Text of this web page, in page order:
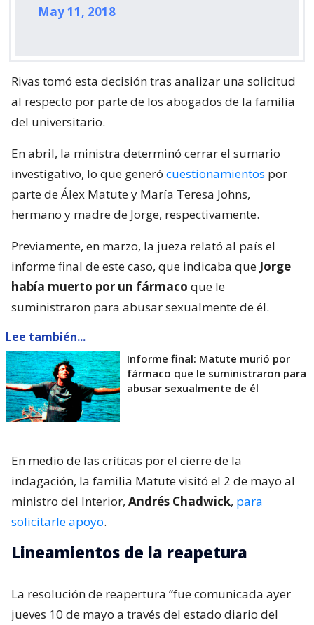
May 11, 2018
Rivas tomó esta decisión tras analizar una solicitud
al respecto por parte de los abogados de la familia
del universitario.
En abril, la ministra determinó cerrar el sumario
investigativo, lo que generó cuestionamientos por
parte de Álex Matute y María Teresa Johns,
hermano y madre de Jorge, respectivamente.
Previamente, en marzo, la jueza relató al país el
informe final de este caso, que indicaba que Jorge
había muerto por un fármaco que le
suministraron para abusar sexualmente de él.
Lee también...
Informe final: Matute murió por
fármaco que le suministraron para
abusar sexualmente de él
En medio de las críticas por el cierre de la
indagación, la familia Matute visitó el 2 de mayo al
ministro del Interior, Andrés Chadwick, para
solicitarle apoyo.
Lineamientos de la reapetura
La resolución de reapertura “fue comunicada ayer
jueves 10 de mayo a través del estado diario del